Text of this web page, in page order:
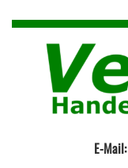
E-Mail: